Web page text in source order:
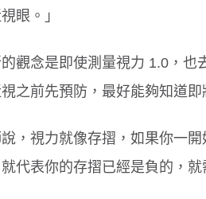
眼。」
的觀念是即使測量視力 1.0，
之前先預防，最好能夠知道
，視力就像存摺，如果你一
代表你的存摺已經是負的，就